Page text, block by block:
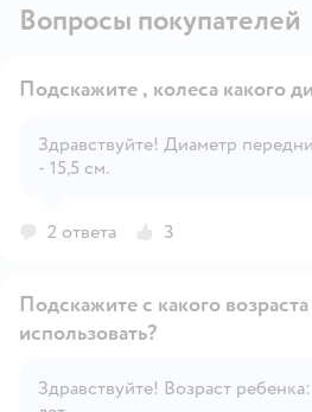
Вопросы покупателей
Подскажите , колеса какого
Здравствуйте! Диаметр
- 15,5 см.
2 ответа 3
Подскажите с какого
использовать?
Здравствуйте! Возраст